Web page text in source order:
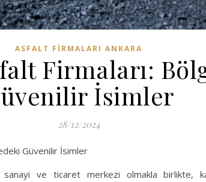
ASFALT FIRMALARI ANKARA
Firmaları:
İsimler
28/12/2024
Güvenilir İsimler
ve ticaret merkezi olmakla birlikte,